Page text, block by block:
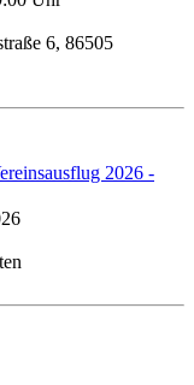
6, 86505
2026 -